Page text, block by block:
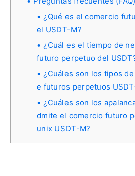
¿Qué es el comercio
el USDT-M?
¿Cuál es el tiempo de
futuro perpetuo del
¿Cuáles son los tipos
e futuros perpetuos
¿Cuáles son los
dmite el comercio futuro
unix USDT-M?